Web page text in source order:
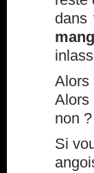
Alors
Alors
non ?
Si